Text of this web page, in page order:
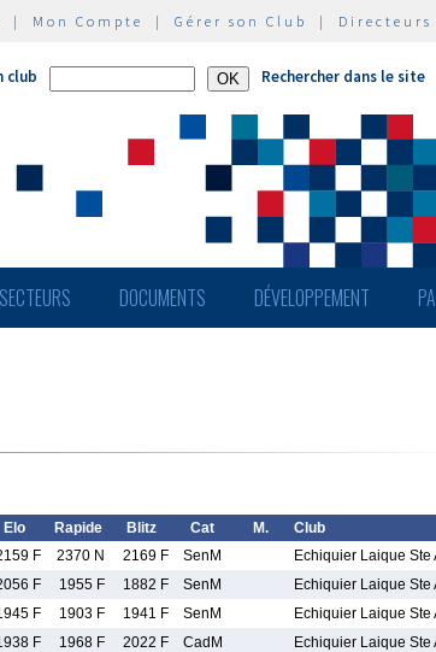
| Mon Compte | Gérer son Club | Directeurs
club Rechercher dans le site
SECTEURS DOCUMENTS DÉVELOPPEMENT
Elo Rapide Blitz Cat M.
Club
F 2370 N 2169 F SenM
Echiquier Laique Ste
F 1955 F 1882 F SenM
Echiquier Laique Ste
F 1903 F 1941 F SenM
Echiquier Laique Ste
F 1968 F 2022 F CadM
Echiquier Laique Ste